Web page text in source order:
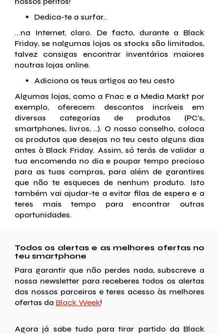
Dedica-te a surfar..
...na Internet, claro. De facto, durante a Black
Friday, se nalgumas lojas os stocks são limitados,
talvez consigas encontrar inventários maiores
noutras lojas online.
Adiciona os teus artigos ao teu cesto
Algumas lojas, como a Fnac e a Media Markt por
exemplo, oferecem descontos incríveis em
diversas categorias de produtos (PC's,
smartphones, livros, ..). O nosso conselho, coloca
os produtos que desejas no teu cesto alguns dias
antes à Black Friday. Assim, só terás de validar a
tua encomenda no dia e poupar tempo precioso
para as tuas compras, para além de garantires
que não te esqueces de nenhum produto. Isto
também vai ajudar-te a evitar filas de espera e a
teres mais tempo para encontrar outras
oportunidades.
Todos os alertas e as melhores ofertas no
teu smartphone
Para garantir que não perdes nada, subscreve a
nossa newsletter para receberes todos os alertas
dos nossos parceiros e teres acesso às melhores
ofertas da Black Week!
Agora já sabe tudo para tirar partido da Black